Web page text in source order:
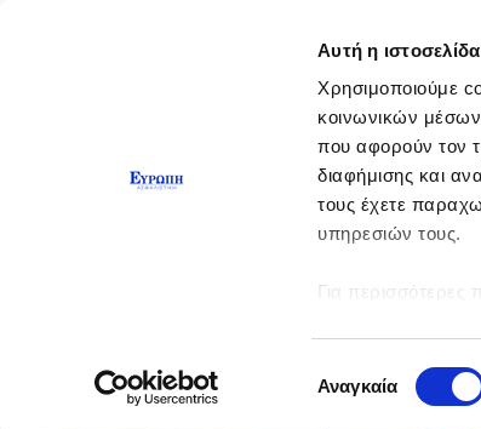
Αυτή η
Χρησιμοποιούμε
κοινωνικών
που αφορούν τον
διαφήμισης και
τους έχετε
υπηρεσιών τους.
Για περισσότερες
συγκατάθεσης
Αναγκαία